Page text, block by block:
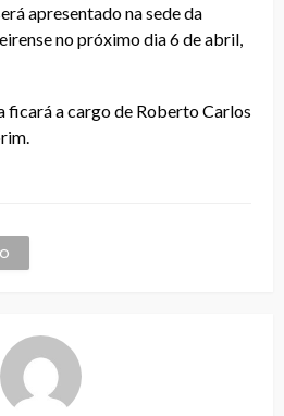
apresentado na sede da
no próximo dia 6 de abril,
ficará a cargo de Roberto Carlos